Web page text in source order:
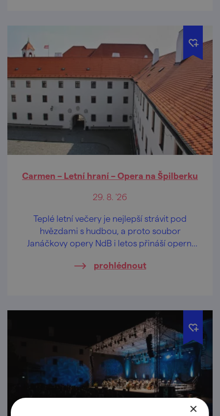
Carmen – Letní hraní – Opera na Špilberku
29. 8. '26
Teplé letní večery je nejlepší strávit pod
hvězdami s hudbou, a proto soubor
Janáčkovy opery NdB i letos přináší operní
hradu Špilberk.
prohlédnout
×